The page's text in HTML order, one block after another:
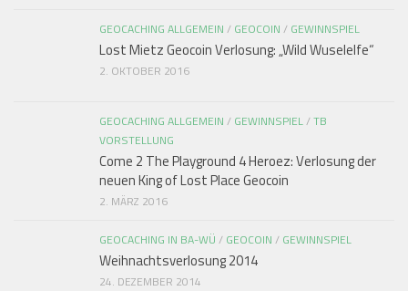
GEOCACHING ALLGEMEIN / GEOCOIN / GEWINNSPIEL
Lost Mietz Geocoin Verlosung: „Wild Wuselelfe“
2. OKTOBER 2016
GEOCACHING ALLGEMEIN / GEWINNSPIEL/TB
VORSTELLUNG
Come 2 The Playground 4 Heroez: Verlosung der
neuen King of Lost Place Geocoin
2. MÄRZ 2016
GEOCACHING IN BA-WÜ / GEOCOIN / GEWINNSPIEL
Weihnachtsverlosung 2014
24. DEZEMBER 2014